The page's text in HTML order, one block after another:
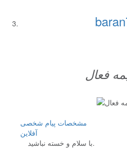
فعال
مشخصات پیام شخصی
آفلاين
با سلام و خسته نباشید.